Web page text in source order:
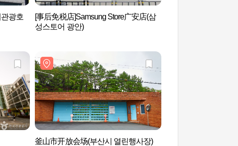
광호
[事后免税店]Samsung Store广安店(삼
성스토어 광안)
釜山市开放会场(부산시 열린행사장)